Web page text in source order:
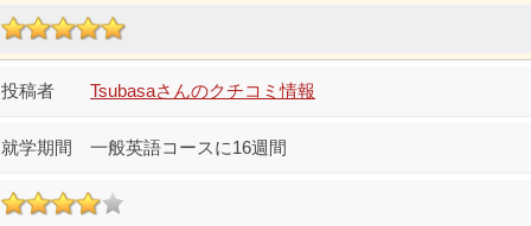
Tsubasaさんのクチコミ情報
一般英語コースに16週間